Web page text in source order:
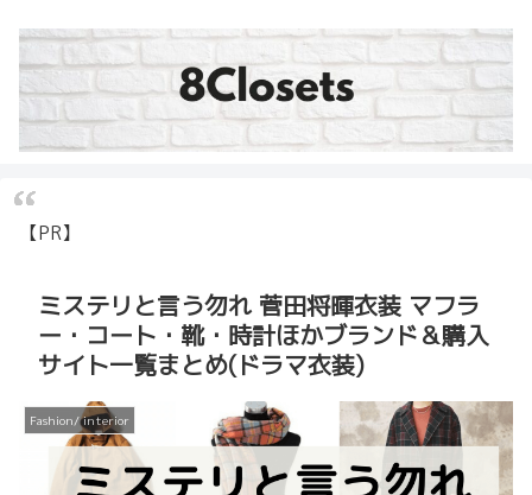
【PR】
ミステリと言う勿れ 菅田将暉衣装 マフラ
ー・コート・靴・時計ほかブランド＆購入
サイト一覧まとめ(ドラマ衣装)
Fashion/ interior